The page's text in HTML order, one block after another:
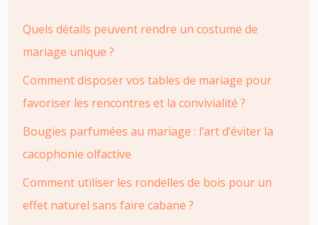
Quels détails peuvent rendre un costume de
mariage unique ?
Comment disposer vos tables de mariage pour
favoriser les rencontres et la convivialité ?
Bougies parfumées au mariage : l’art d’éviter la
cacophonie olfactive
Comment utiliser les rondelles de bois pour un
effet naturel sans faire cabane ?